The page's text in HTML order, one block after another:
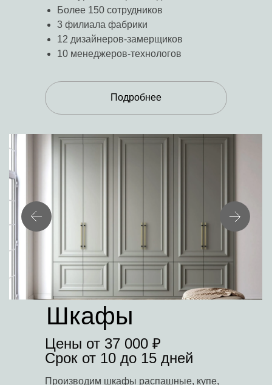
Более 150 сотрудников
3 филиала фабрики
12 дизайнеров-замерщиков
10 менеджеров-технологов
Подробнее
Производим шкафы распашные, купе,
Шкафы
Цены от 37 000 ₽
Срок от 10 до 15 дней